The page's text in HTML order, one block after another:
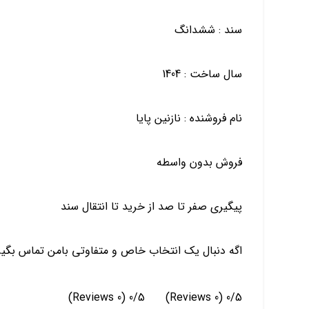
سند : ششدانگ
سال ساخت : 1404
نام فروشنده : نازنین پایا
فروش ‌بدون واسطه
پیگیری صفر تا صد از خرید تا انتقال سند
اگه دنبال یک انتخاب خاص و متفاوتی بامن تماس
0/5
(0 Reviews)
0/5
(0 Reviews)